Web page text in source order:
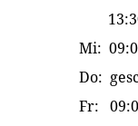
13:30
Mi:
Do:
Fr: